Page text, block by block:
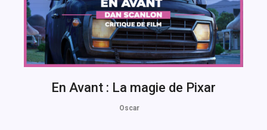
En Avant : La magie de Pixar
Oscar